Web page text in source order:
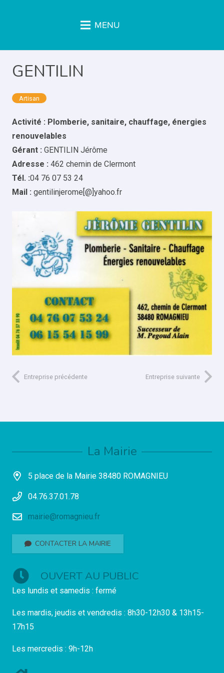
MENU
GENTILIN
Artisan
Activité : Plomberie, sanitaire, chauffage, énergies
renouvelables
Gérant : GENTILIN Jérôme
Adresse : 462 chemin de Clermont
Tél. :04 76 07 53 24
Mail : gentilinjerome[@]yahoo.fr
Entreprise précédente Entreprise suivante
La Mairie
5 place de la Mairie 38480 ROMAGNIEU
04.76.37.01.78
mairie@romagnieu.fr
CONTACTER LA MAIRIE
OUVERT AU PUBLIC
Les lundis et samedis : fermé
Les mardis, jeudis et vendredis : 8h30-12h30 & 13h15-
17h15
Les mercredis : 9h-12h